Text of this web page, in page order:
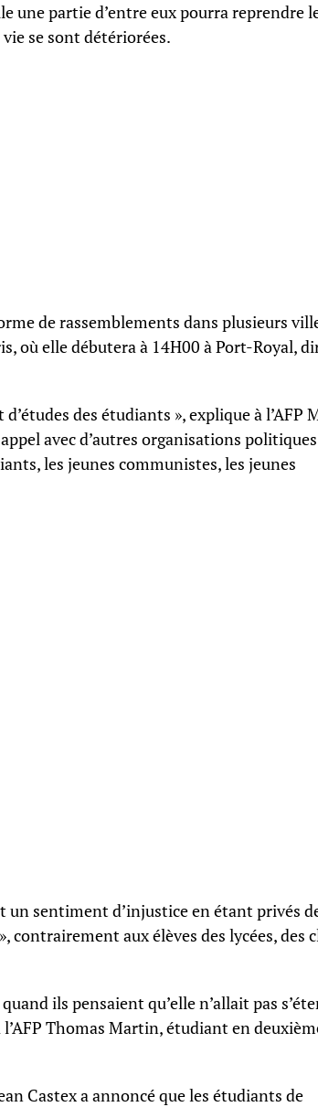
une partie d’entre eux pourra reprendre
se sont détériorées.
de rassemblements dans plusieurs
où elle débutera à 14H00 à Port-Royal,
des étudiants », explique à l’AFP
avec d’autres organisations
les jeunes communistes, les jeunes
sentiment d’injustice en étant privés
contrairement aux élèves des lycées, des
ils pensaient qu’elle n’allait pas
l’AFP Thomas Martin, étudiant en
Castex a annoncé que les étudiants de